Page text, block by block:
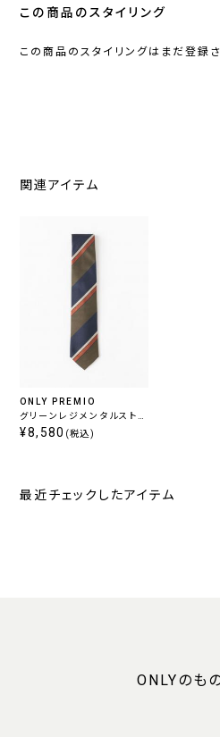
この商品のスタイリング
この商品のスタイリングはまだ登録さ
関連アイテム
ONLY PREMIO
グリーンレジメンタルストラ
イプタイ
¥8,580 (税込)
最近チェックしたアイテム
ONLYのも